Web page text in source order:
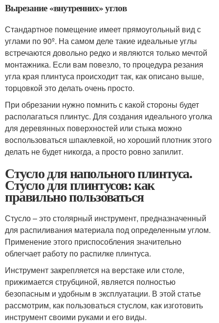
Вырезание «внутренних» углов
Стандартное помещение имеет прямоугольный вид с
углами по 90º. На самом деле такие идеальные углы
встречаются довольно редко и являются только мечтой
монтажника. Если вам повезло, то процедура резания
угла края плинтуса происходит так, как описано выше,
торцовкой это делать очень просто.
При обрезании нужно помнить с какой стороны будет
располагаться плинтус. Для создания идеального уголка
для деревянных поверхностей или стыка можно
воспользоваться шпаклевкой, но хороший плотник этого
делать не будет никогда, а просто ровно запилит.
Стусло для напольного плинтуса.
Стусло для плинтусов: как
правильно пользоваться
Стусло – это столярный инструмент, предназначенный
для распиливания материала под определенным углом.
Применение этого приспособления значительно
облегчает работу по распилке плинтуса.
Инструмент закрепляется на верстаке или столе,
прижимается струбциной, является полностью
безопасным и удобным в эксплуатации. В этой статье
рассмотрим, как пользоваться стуслом, как изготовить
инструмент своими руками и его виды.